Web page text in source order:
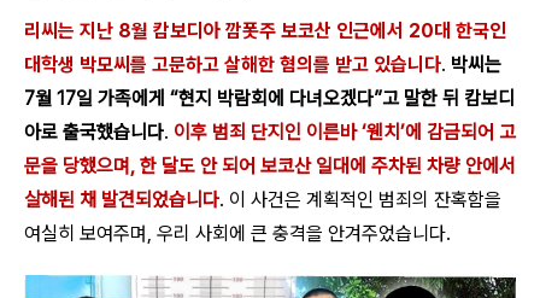
리씨는 지난 8월 캄보디아 깜폿주 보코산 인근에서 20대 한국인
대학생 박모씨를 고문하고 살해한 혐의를 받고 있습니다. 박씨는
7월 17일 가족에게 “현지 박람회에 다녀오겠다”고 말한 뒤 캄보디
아로 출국했습니다. 이후 범죄 단지인 이른바 ‘웬치’에 감금되어 고
문을 당했으며, 한 달도 안 되어 보코산 일대에 주차된 차량 안에서
살해된 채 발견되었습니다. 이 사건은 계획적인 범죄의 잔혹함을
여실히 보여주며, 우리 사회에 큰 충격을 안겨주었습니다.